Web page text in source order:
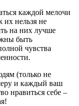
каждой мелочи
их нельзя не
на них лучше
быть
чувства
(только не
и каждый ваш
нравиться себе –